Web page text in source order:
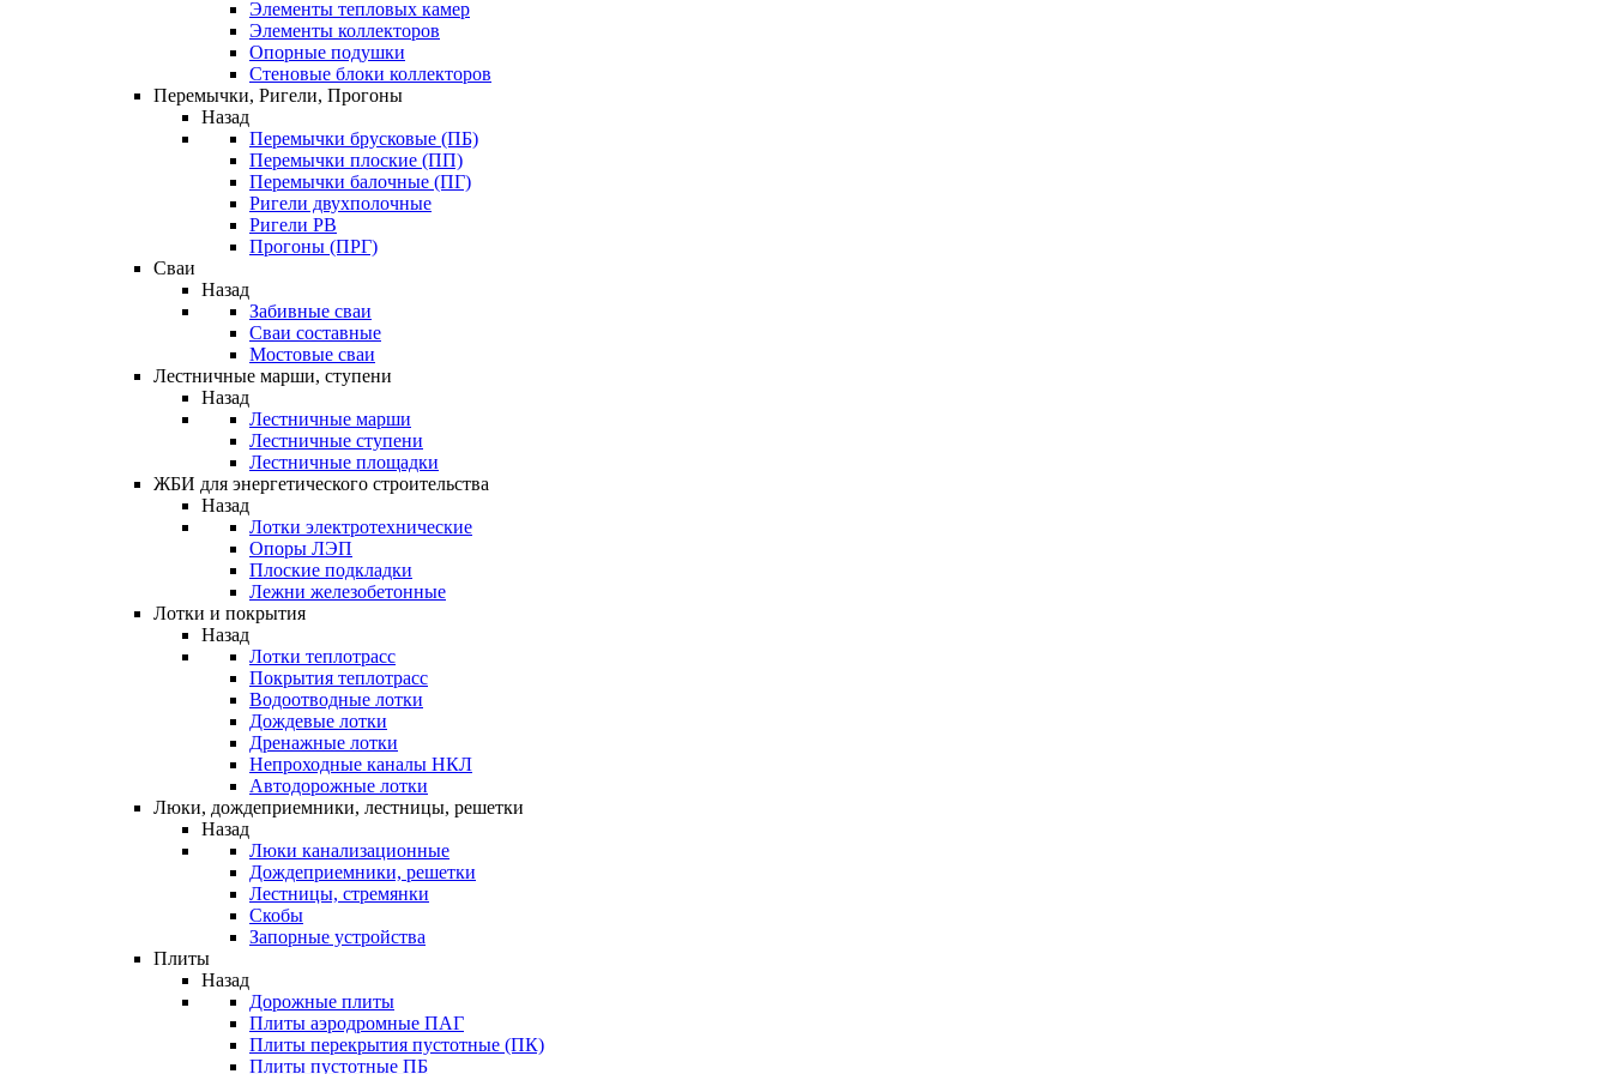
Элементы тепловых камер
Элементы коллекторов
Опорные подушки
Стеновые блоки коллекторов
Перемычки, Ригели, Прогоны
Назад
Перемычки брусковые (ПБ)
Перемычки плоские (ПП)
Перемычки балочные (ПГ)
Ригели двухполочные
Ригели РВ
Прогоны (ПРГ)
Сваи
Назад
Забивные сваи
Сваи составные
Мостовые сваи
Лестничные марши, ступени
Назад
Лестничные марши
Лестничные ступени
Лестничные площадки
ЖБИ для энергетического строительства
Назад
Лотки электротехнические
Опоры ЛЭП
Плоские подкладки
Лежни железобетонные
Лотки и покрытия
Назад
Лотки теплотрасс
Покрытия теплотрасс
Водоотводные лотки
Дождевые лотки
Дренажные лотки
Непроходные каналы НКЛ
Автодорожные лотки
Люки, дождеприемники, лестницы, решетки
Назад
Люки канализационные
Дождеприемники, решетки
Лестницы, стремянки
Скобы
Запорные устройства
Плиты
Назад
Дорожные плиты
Плиты аэродромные ПАГ
Плиты перекрытия пустотные (ПК)
Плиты пустотные ПБ